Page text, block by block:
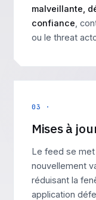
malveillante,
confiance ,
ou le threat
03 ·
Mises à
Le feed se
nouvellement
réduisant la
application